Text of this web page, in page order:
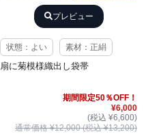
プレビュー
状態：よい 素材：正絹
扇に菊模様織出し袋帯
期間限定50％OFF！
¥6,000
(税込 ¥6,600)
通常価格 ¥12,000 (税込 ¥13,200)